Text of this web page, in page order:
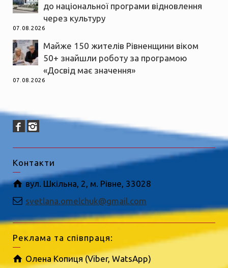
до національної програми відновлення
через культуру
07.08.2026
Майже 150 жителів Рівненщини віком
50+ знайшли роботу за програмою
«Досвід має значення»
07.08.2026
Контакти
вул. Шкільна, 2, м. Рівне, 33028
svetlana.omelchuk@gmail.com
Реклама та співпраця:
Олена Копиця (Viber, WatsApp)